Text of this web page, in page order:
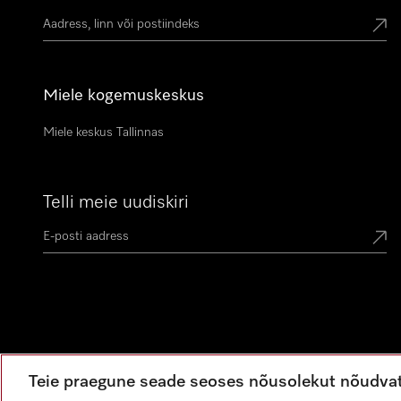
Miele kogemuskeskus
Miele keskus Tallinnas
Telli meie uudiskiri
Teie praegune seade seoses nõusolekut